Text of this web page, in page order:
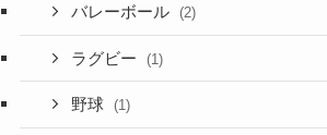
バレーボール (2)
ラグビー (1)
野球 (1)